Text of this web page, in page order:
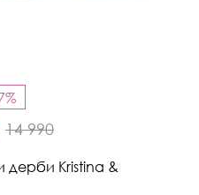
14 990
дерби Kristina &